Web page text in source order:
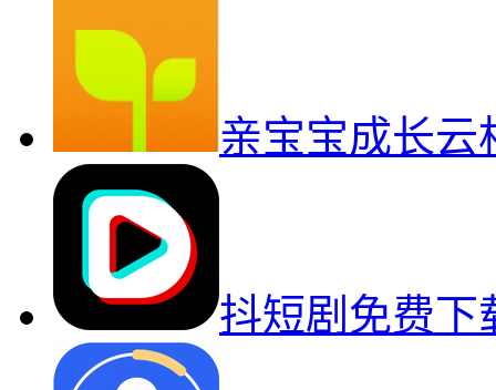
亲宝宝成长云
抖短剧免费下